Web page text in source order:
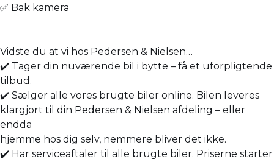
✅ Bak kamera
Vidste du at vi hos Pedersen & Nielsen…
✔️ Tager din nuværende bil i bytte – få et uforpligtende
tilbud.
✔️ Sælger alle vores brugte biler online. Bilen leveres
klargjort til din Pedersen & Nielsen afdeling – eller
endda
hjemme hos dig selv, nemmere bliver det ikke.
✔️ Har serviceaftaler til alle brugte biler. Priserne starter